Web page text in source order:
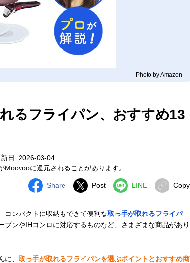
Photo by Amazon
るフライパン、おすすめ13
日: 2026-03-04
に還元されることがあります。
Share Post LINE Copy
コンパクトに収納もできて便利な取っ手が取れるフライパ
ンやIHコンロに対応するものなど、さまざまな商品があり
に、 取っ手が取れるフライパンを選ぶポイントとおすすめ商